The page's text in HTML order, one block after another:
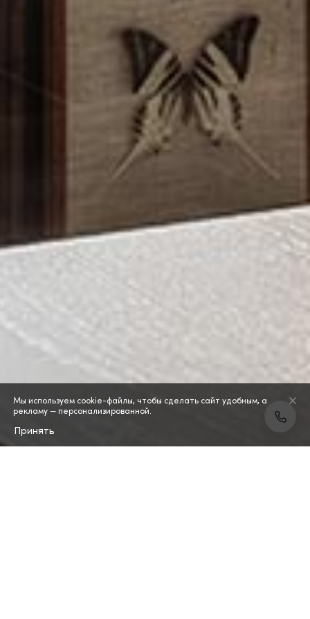
Мы используем cookie-файлы, чтобы сделать сайт удобным, а
рекламу — персонализированной.
Принять